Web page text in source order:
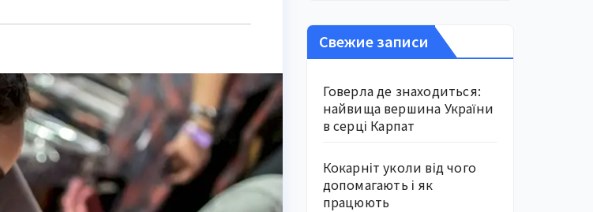
Свежие записи
Говерла де знаходиться:
найвища вершина України
в серці Карпат
Кокарніт уколи від чого
допомагають і як
працюють